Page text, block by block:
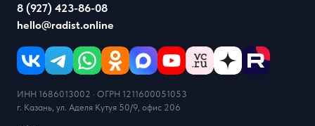
8 (927) 423-86-08
hello@radist.online
ИНН 1686013002 · ОГРН 1211600051053
г. Казань, ул. Аделя Кутуя 50/9, офис 206